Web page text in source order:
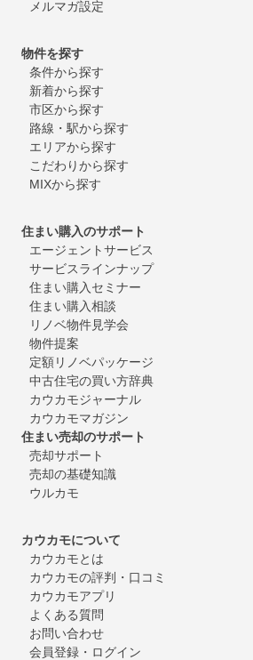
メルマガ設定
物件を探す
条件から探す
新着から探す
市区から探す
路線・駅から探す
エリアから探す
こだわりから探す
MIXから探す
住まい購入のサポート
エージェントサービス
サービスラインナップ
住まい購入セミナー
住まい購入相談
リノベ物件見学会
物件提案
定額リノベパッケージ
中古住宅の買い方辞典
カウカモジャーナル
カウカモマガジン
住まい売却のサポート
売却サポート
売却の基礎知識
ウルカモ
カウカモについて
カウカモとは
カウカモの評判・口コミ
カウカモアプリ
よくある質問
お問い合わせ
会員登録・ログイン